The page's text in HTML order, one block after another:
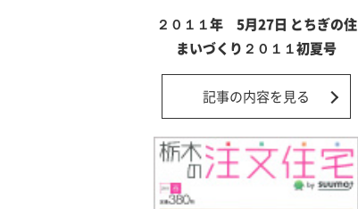
２０１１年 5月27日 とちぎの住
まいづくり２０１１初夏号
記事の内容を見る